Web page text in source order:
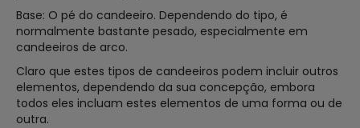
Base: O pé do candeeiro. Dependendo do tipo, é
normalmente bastante pesado, especialmente em
candeeiros de arco.
Claro que estes tipos de candeeiros podem incluir outros
elementos, dependendo da sua concepção, embora
todos eles incluam estes elementos de uma forma ou de
outra.